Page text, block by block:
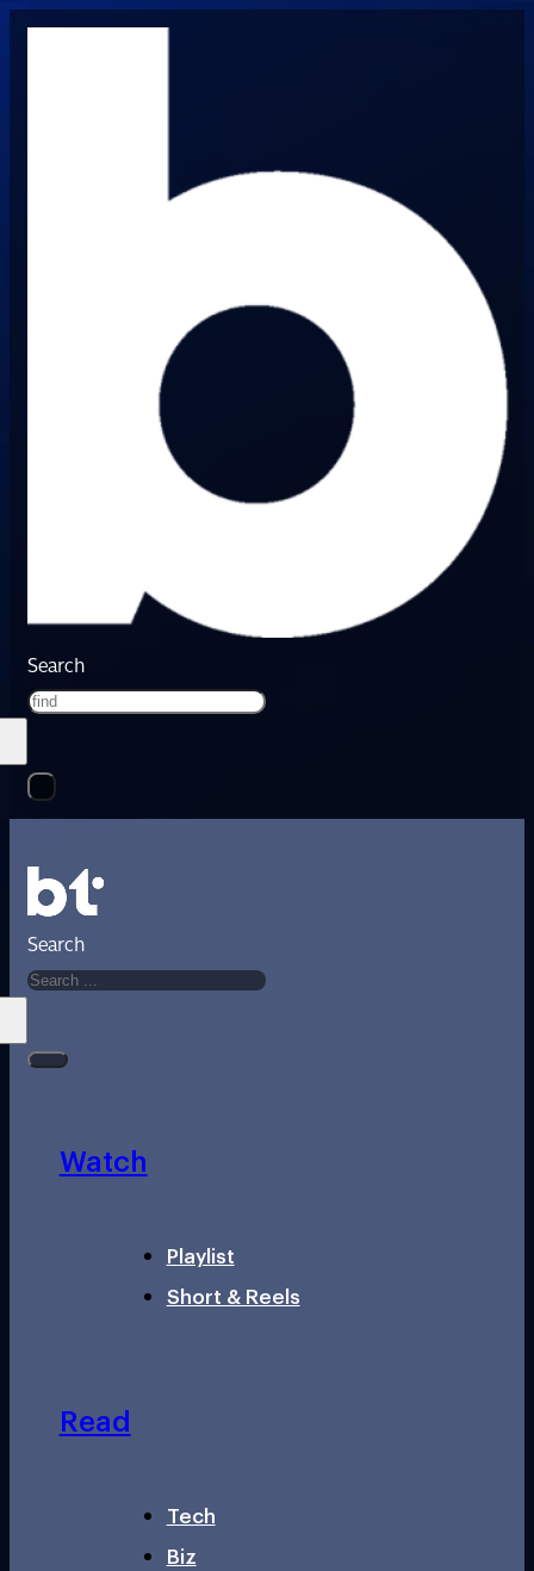
Search
Search
Watch
Playlist
Short & Reels
Read
Tech
Biz